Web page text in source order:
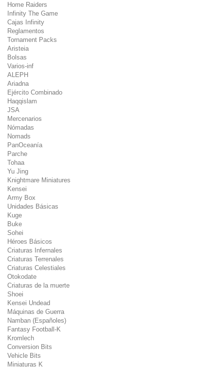
Home Raiders
Infinity The Game
Cajas Infinity
Reglamentos
Tornament Packs
Aristeia
Bolsas
Varios-inf
ALEPH
Ariadna
Ejército Combinado
Haqqislam
JSA
Mercenarios
Nómadas
Nomads
PanOceanía
Parche
Tohaa
Yu Jing
Knightmare Miniatures
Kensei
Army Box
Unidades Básicas
Kuge
Buke
Sohei
Héroes Básicos
Criaturas Infernales
Criaturas Terrenales
Criaturas Celestiales
Otokodate
Criaturas de la muerte
Shoei
Kensei Undead
Máquinas de Guerra
Namban (Españoles)
Fantasy Football-K
Kromlech
Conversion Bits
Vehicle Bits
Miniaturas K